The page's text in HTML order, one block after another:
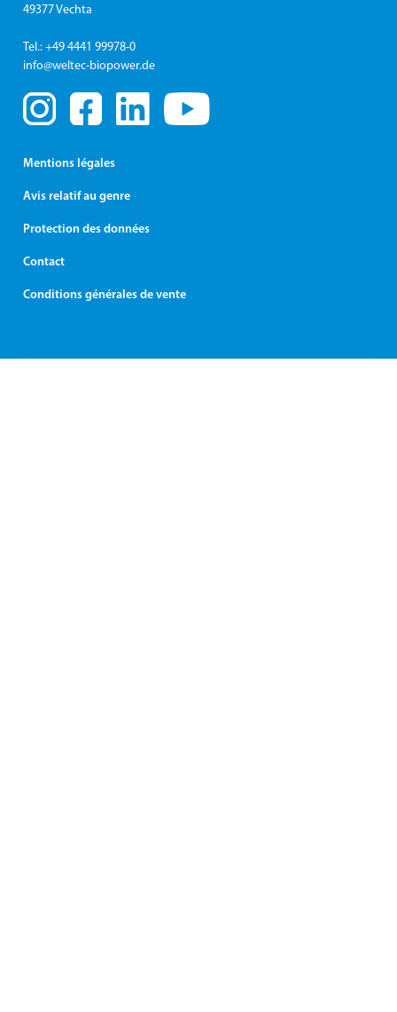
49377 Vechta
Tel.: +49 4441 99978-0
info@weltec-biopower.de
Mentions légales
Avis relatif au genre
Protection des données
Contact
Conditions générales de vente